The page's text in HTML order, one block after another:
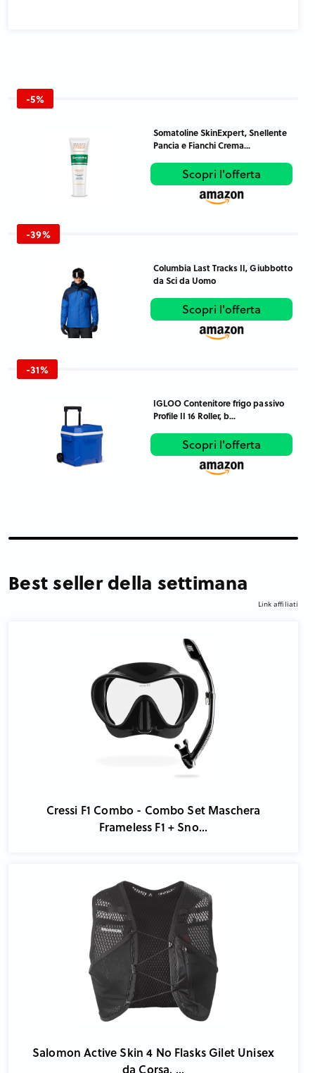
-5%
Somatoline SkinExpert, Snellente
Pancia e Fianchi Crema...
Scopri l'offerta
-39%
Columbia Last Tracks II, Giubbotto
da Sci da Uomo
Scopri l'offerta
-31%
IGLOO Contenitore frigo passivo
Profile II 16 Roller, b...
Scopri l'offerta
Best seller della settimana
Link affiliati
Cressi F1 Combo - Combo Set Maschera
Frameless F1 + Sno...
Salomon Active Skin 4 No Flasks Gilet Unisex
da Corsa, ...